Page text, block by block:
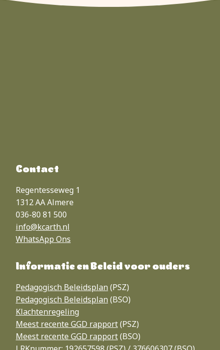
Contact
Regentesseweg 1
1312 AA Almere
036-80 81 500
info@kcarth.nl
WhatsApp Ons
Informatie en Beleid voor ouders
Pedagogisch Beleidsplan (PSZ)
Pedagogisch Beleidsplan (BSO)
Klachtenregeling
Meest recente GGD rapport(PSZ)
Meest recente GGD rapport(BSO)